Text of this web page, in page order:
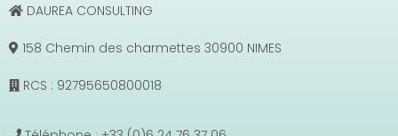
DAUREA CONSULTING
158 Chemin des charmettes 30900 NIMES
RCS : 92795650800018